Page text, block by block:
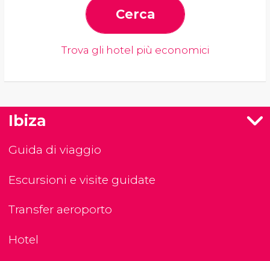
Cerca
Trova gli hotel più economici
Ibiza
Guida di viaggio
Escursioni e visite guidate
Transfer aeroporto
Hotel